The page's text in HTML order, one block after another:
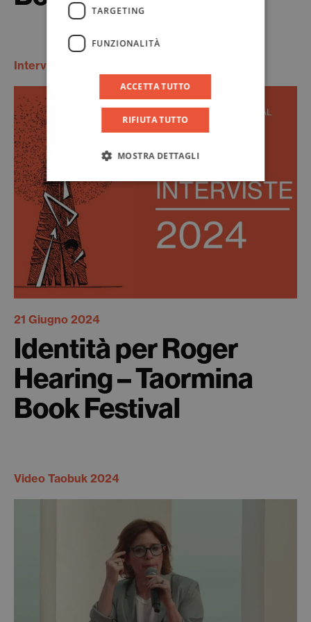
Interviste Video Taobuk 2024
21 Giugno 2024
Identità per Roger
Hearing – Taormina
Book Festival
Video Taobuk 2024
TARGETING
FUNZIONALITÀ
ACCETTA TUTTO
RIFIUTA TUTTO
MOSTRA DETTAGLI